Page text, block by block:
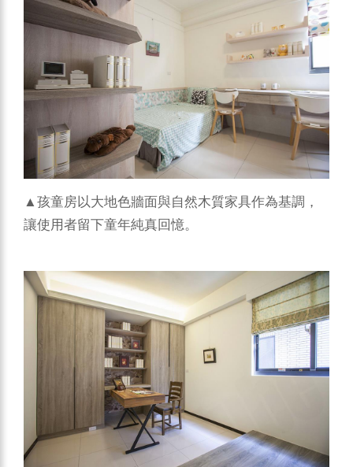
▲孩童房以大地色牆面與自然木質家具作為基調，
讓使用者留下童年純真回憶。